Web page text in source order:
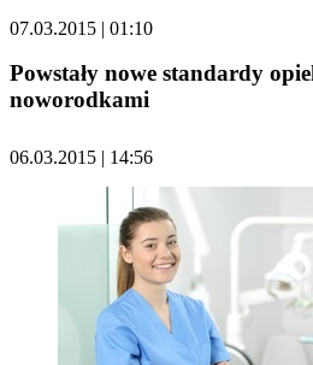
07.03.2015 | 01:10
Powstały nowe standardy
noworodkami
06.03.2015 | 14:56